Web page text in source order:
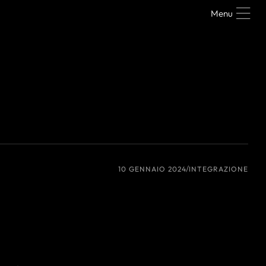
Menu
10 GENNAIO 2024 INTEGRAZIONE